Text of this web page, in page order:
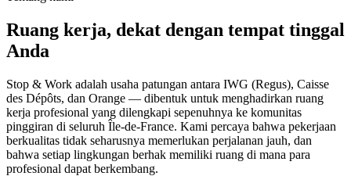
Ruang kerja, dekat dengan tempat tinggal
Anda
Stop & Work adalah usaha patungan antara IWG (Regus), Caisse
des Dépôts, dan Orange — dibentuk untuk menghadirkan ruang
kerja profesional yang dilengkapi sepenuhnya ke komunitas
pinggiran di seluruh Île-de-France. Kami percaya bahwa pekerjaan
berkualitas tidak seharusnya memerlukan perjalanan jauh, dan
bahwa setiap lingkungan berhak memiliki ruang di mana para
profesional dapat berkembang.